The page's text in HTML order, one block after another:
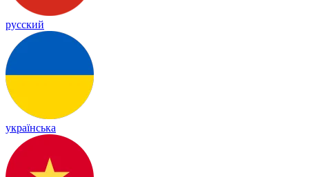
русский
українська